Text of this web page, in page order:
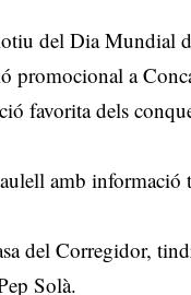
del Dia Mundial
promocional a
favorita dels
amb informació
del Corregidor,
Solà.